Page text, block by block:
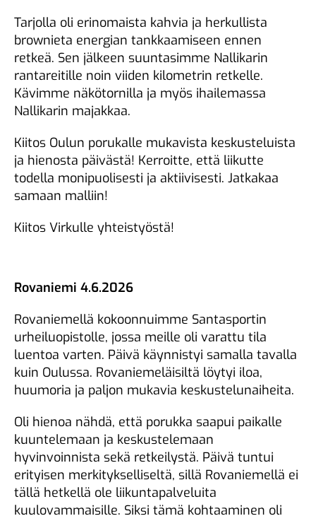
Tarjolla oli erinomaista kahvia ja herkullista
brownieta energian tankkaamiseen ennen
retkeä. Sen jälkeen suuntasimme Nallikarin
rantareitille noin viiden kilometrin retkelle.
Kävimme näkötornilla ja myös ihailemassa
Nallikarin majakkaa.
Kiitos Oulun porukalle mukavista keskusteluista
ja hienosta päivästä! Kerroitte, että liikutte
todella monipuolisesti ja aktiivisesti. Jatkakaa
samaan malliin!
Kiitos Virkulle yhteistyöstä!
Rovaniemi 4.6.2026
Rovaniemellä kokoonnuimme Santasportin
urheiluopistolle, jossa meille oli varattu tila
luentoa varten. Päivä käynnistyi samalla tavalla
kuin Oulussa. Rovaniemeläisiltä löytyi iloa,
huumoria ja paljon mukavia keskustelunaiheita.
Oli hienoa nähdä, että porukka saapui paikalle
kuuntelemaan ja keskustelemaan
hyvinvoinnista sekä retkeilystä. Päivä tuntui
erityisen merkitykselliseltä, sillä Rovaniemellä ei
tällä hetkellä ole liikuntapalveluita
kuulovammaisille. Siksi tämä kohtaaminen oli